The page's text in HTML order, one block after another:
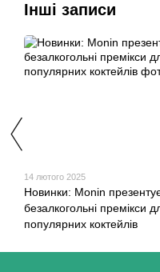
Інші записи
14 лютого 2025
Новинки: Monin презентує
безалкогольні премікси
популярних коктейлів